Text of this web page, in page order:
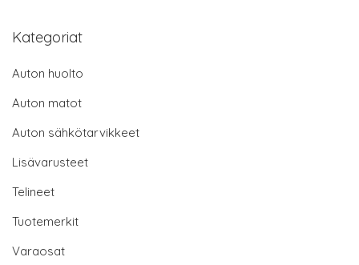
Kategoriat
Auton huolto
Auton matot
Auton sähkötarvikkeet
Lisävarusteet
Telineet
Tuotemerkit
Varaosat